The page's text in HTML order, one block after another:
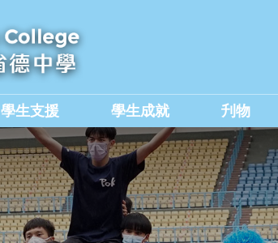
學生支援 學生成就 刋物